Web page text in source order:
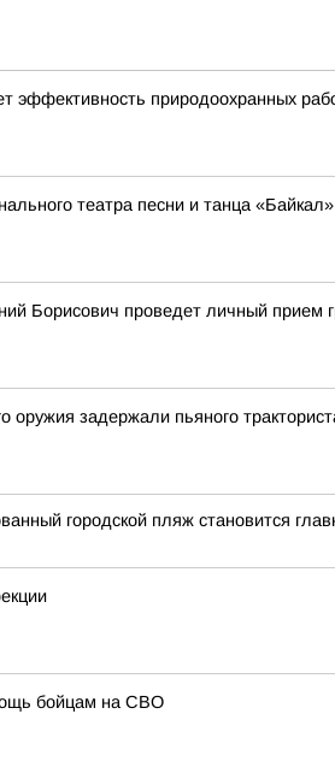
эффективность природоохранных
театра песни и танца
Борисович проведет личный
оружия задержали пьяного
городской пляж становится
бойцам на СВО